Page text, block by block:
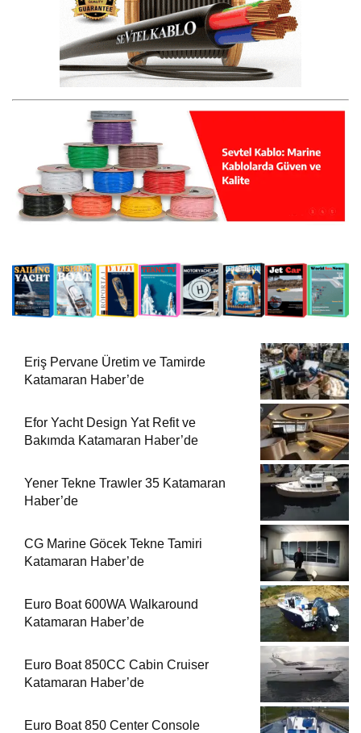
Eriş Pervane Üretim ve Tamirde
Katamaran Haber’de
Efor Yacht Design Yat Refit ve
Bakımda Katamaran Haber’de
Yener Tekne Trawler 35 Katamaran
Haber’de
CG Marine Göcek Tekne Tamiri
Katamaran Haber’de
Euro Boat 600WA Walkaround
Katamaran Haber’de
Euro Boat 850CC Cabin Cruiser
Katamaran Haber’de
Euro Boat 850 Center Console